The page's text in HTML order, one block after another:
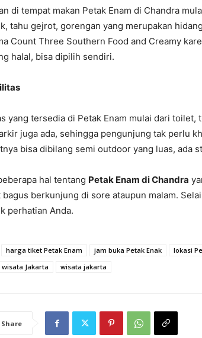
di tempat makan Petak Enam di Chandra
tahu gejrot, gorengan yang merupakan
Count Three Southern Food and Creamy
halal, bisa dipilih sendiri.
yang tersedia di Petak Enam mulai dari
juga ada, sehingga pengunjung tak perlu
bisa dibilang semi outdoor yang luas, ada
hal tentang Petak Enam di Chandra
bagus berkunjung di sore ataupun malam.
perhatian Anda.
harga tiket Petak Enam jam buka Petak Enak lokasi
Jakarta
wisata jakarta
Share